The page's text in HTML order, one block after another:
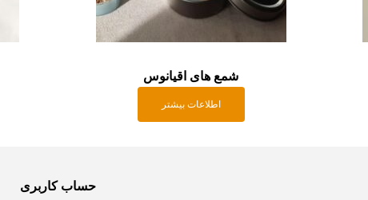
شمع های اقیانوس
اطلاعات بیشتر
حساب کاربری